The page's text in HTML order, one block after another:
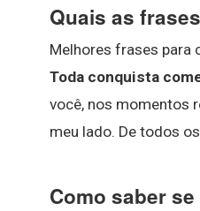
Quais as
Melhores frases para
Toda conquista
você, nos momentos
meu lado. De todos
Como saber